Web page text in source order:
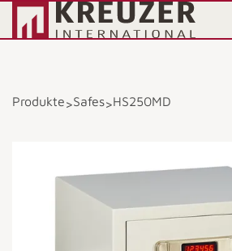
Produkte>Safes>HS250MD